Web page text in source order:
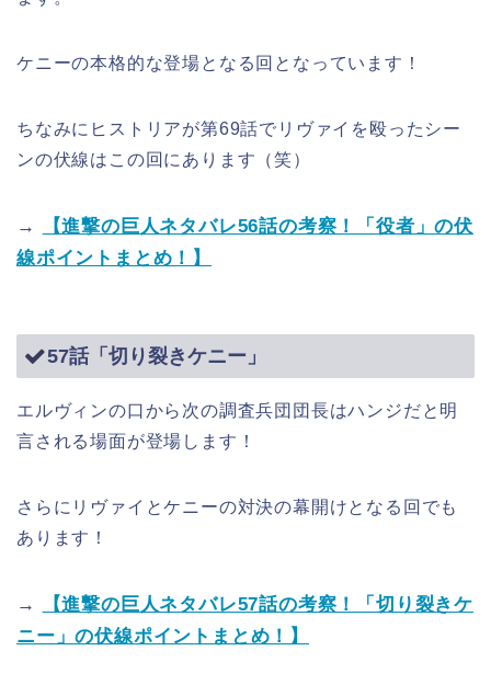
ケニーの本格的な登場となる回となっています！
ちなみにヒストリアが第69話でリヴァイを殴ったシー
ンの伏線はこの回にあります（笑）
→
【進撃の巨人ネタバレ56話の考察！「役者」の伏
線ポイントまとめ！】
57話「切り裂きケニー」
エルヴィンの口から次の調査兵団団長はハンジだと明
言される場面が登場します！
さらにリヴァイとケニーの対決の幕開けとなる回でも
あります！
→
【進撃の巨人ネタバレ57話の考察！「切り裂きケ
ニー」の伏線ポイントまとめ！】